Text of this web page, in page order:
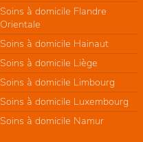
Soins à domicile Flandre
Orientale
Soins à domicile Hainaut
Soins à domicile Liège
Soins à domicile Limbourg
Soins à domicile Luxembourg
Soins à domicile Namur